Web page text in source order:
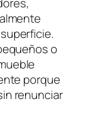
o
porque
renunciar